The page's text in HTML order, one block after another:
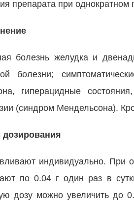
препарата при однократном
болезнь желудка и
болезни;
гиперацидные
(синдром Мендельсона).
индивидуально. При
по 0.04 г один раз в
дозу можно увеличить до